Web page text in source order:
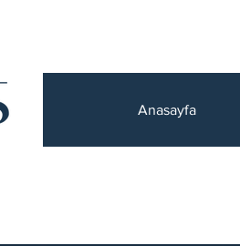
Anasayfa